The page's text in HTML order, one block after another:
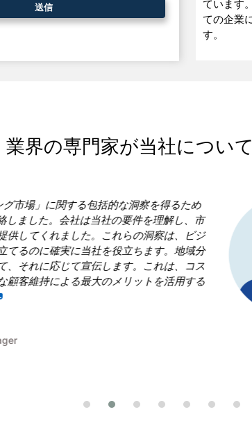
ています
ての企業
す。
業界の専門家が当社につい
Research Nester を選択したことが当社のビジネ
決断であったと言っても過言ではありません。 私た
場」という領域で当社を凌ぎたいと考えていました。
果的な戦略の青写真を作成することに戸惑いました
は、従うべき勝利戦略を構築することで、成功への道
のに役立ちました。